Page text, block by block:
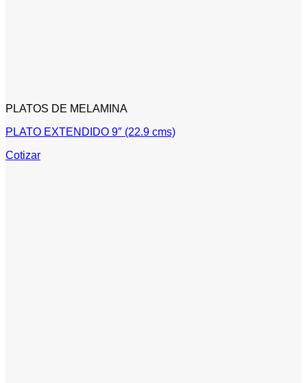
PLATOS DE MELAMINA
PLATO EXTENDIDO 9″ (22.9 cms)
Cotizar